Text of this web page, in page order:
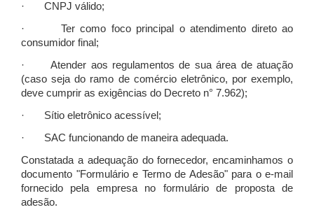
· CNPJ válido;
· Ter como foco principal o atendimento direto ao
consumidor final;
· Atender aos regulamentos de sua área de atuação
(caso seja do ramo de comércio eletrônico, por exemplo,
deve cumprir as exigências do Decreto n° 7.962);
· Sítio eletrônico acessível;
· SAC funcionando de maneira adequada.
Constatada a adequação do fornecedor, encaminhamos o
documento "Formulário e Termo de Adesão" para o e-mail
fornecido pela empresa no formulário de proposta de
adesão.